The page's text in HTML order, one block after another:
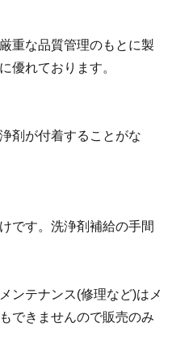
重な品質管理のもとに製
優れております。
剤が付着することがな
です。洗浄剤補給の手間
ンテナンス(修理など)はメ
できませんので販売のみ